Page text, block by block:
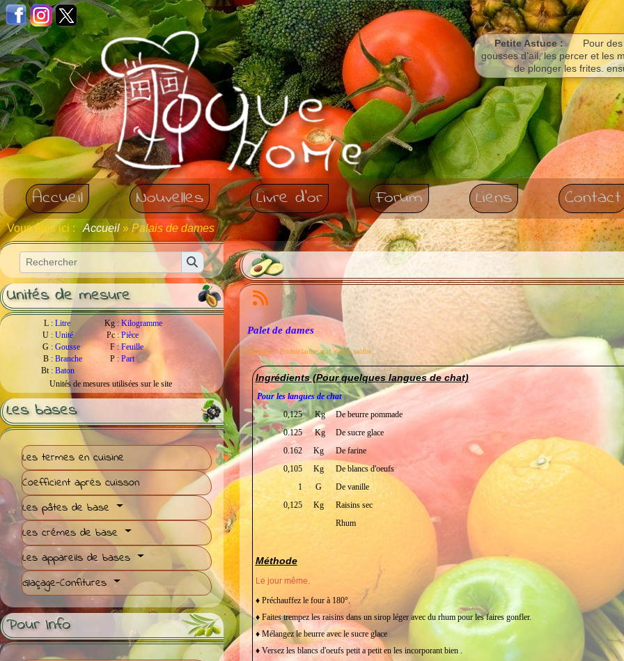
Petite Astuce :
Pour
gousses d’ail, les percer et les
de plonger les frites.
Accueil Nouvelles Livre d'or Forum Liens Contact
Vous êtes ici : Accueil » Palais de dames
Unités de mesure
L : Litre Kg : Kilogramme
U : Unité Pc : Pièce
G : Gousse F : Feuille
B : Branche P : Part
Bt : Baton
Unités de mesures utilisées sur le site
Les bases
Les termes en cuisine
Coefficient après cuisson
Les pâtes de base
Les crémes de base
Les appareils de bases
Glaçage-Confitures
Pour Info
Palet de dames
Allergène : Produit laitier, œuf, gluten, sulfite.
Ingrédients (Pour quelques langues de chat)
Pour les langues de chat
0,125
Kg
De beurre pommade
0.125
Kg
De sucre glace
0.162
Kg
De farine
0,105
Kg
De blancs d'oeufs
1
G
De vanille
0,125
Kg
Raisins sec
Rhum
Méthode
Le jour même.
♦ Préchauffez le four à 180°.
♦ Faites trempez les raisins dans un sirop léger avec du rhum pour les faires gonfler.
♦ Mélangez le beurre avec le sucre glace
♦ Versez les blancs d'oeufs petit a petit en les incorporant bien .
Panneau de gestion des cookies